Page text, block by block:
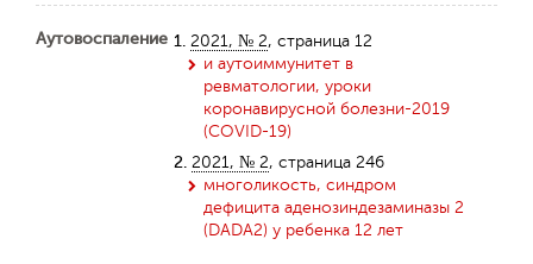
Аутовоспаление 1. 2021, № 2, страница 12
и аутоиммунитет в
ревматологии, уроки
коронавирусной болезни-2019
(COVID-19)
2. 2021, № 2, страница 246
многоликость, синдром
дефицита аденозиндезаминазы 2
(DADA2) у ребенка 12 лет